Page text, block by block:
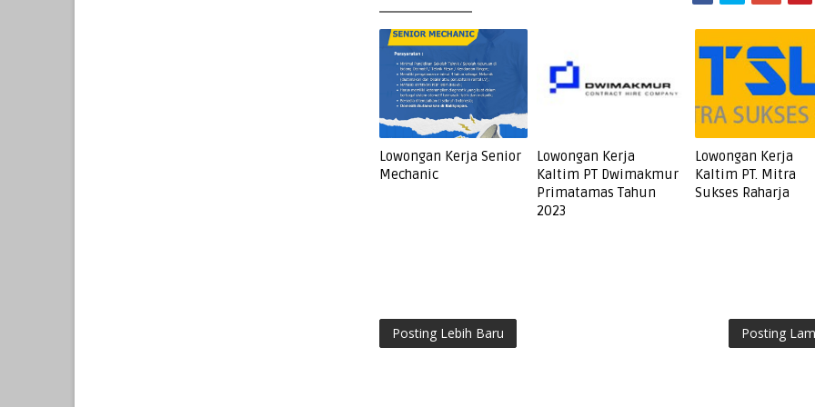
Lowongan Kerja Senior
Mechanic
Lowongan Kerja
Kaltim PT Dwimakmur
Primatamas Tahun
2023
Lowongan Kerja
Kaltim PT. Mitra
Sukses Raharja
Posting Lebih Baru Posting